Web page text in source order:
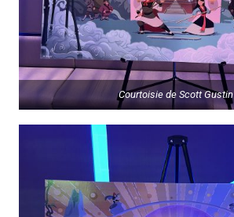
Courtoisie de Scott Gustin